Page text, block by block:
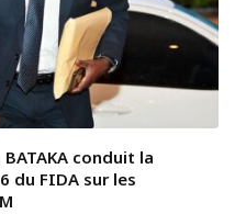
conduit la
du FIDA sur les